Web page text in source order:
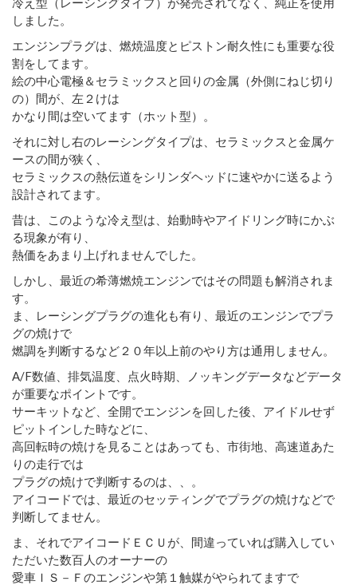
しました。
エンジンプラグは、燃焼温度とピストン耐久性にも重要な役
割をしてます。
絵の中心電極＆セラミックスと回りの金属（外側にねじ切り
の）間が、左２けは
かなり間は空いてます（ホット型）。
それに対し右のレーシングタイプは、セラミックスと金属ケ
ースの間が狭く、
セラミックスの熱伝道をシリンダヘッドに速やかに送るよう
設計されてます。
昔は、このような冷え型は、始動時やアイドリング時にかぶ
る現象が有り、
熱価をあまり上げれませんでした。
しかし、最近の希薄燃焼エンジンではその問題も解消されま
す。
ま、レーシングプラグの進化も有り、最近のエンジンでプラ
グの焼けで
燃調を判断するなど２０年以上前のやり方は通用しません。
A/F数値、排気温度、点火時期、ノッキングデータなどデータ
が重要なポイントです。
サーキットなど、全開でエンジンを回した後、アイドルせず
ピットインした時などに、
高回転時の焼けを見ることはあっても、市街地、高速道あた
りの走行では
プラグの焼けで判断するのは、、。
アイコードでは、最近のセッティングでプラグの焼けなどで
判断してません。
ま、それでアイコードＥＣＵが、間違っていれば購入してい
ただいた数百人のオーナーの
愛車ＩＳ－Ｆのエンジンや第１触媒がやられてますで